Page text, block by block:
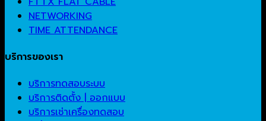
NETWORKING
TIME ATTENDANCE
บริการของเรา
บริการทดสอบระบบ
บริการติดตั้ง | ออกแบบ
บริการเช่าเครื่องทดสอบ